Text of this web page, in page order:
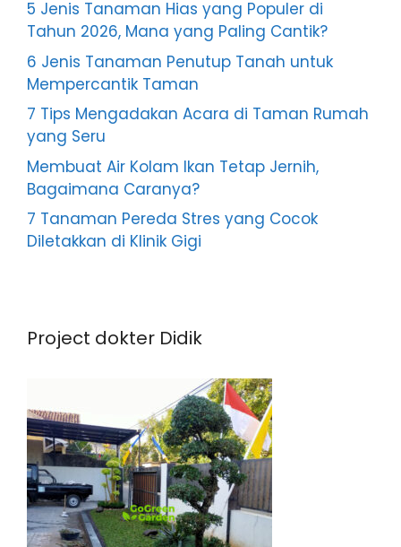
5 Jenis Tanaman Hias yang Populer di
Tahun 2026, Mana yang Paling Cantik?
6 Jenis Tanaman Penutup Tanah untuk
Mempercantik Taman
7 Tips Mengadakan Acara di Taman Rumah
yang Seru
Membuat Air Kolam Ikan Tetap Jernih,
Bagaimana Caranya?
7 Tanaman Pereda Stres yang Cocok
Diletakkan di Klinik Gigi
Project dokter Didik